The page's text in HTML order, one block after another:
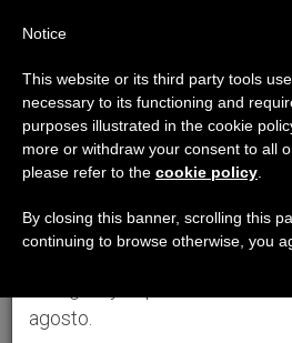
Aviso importante
Del 27 de julio al 7 de
anual, aprovechando que en
se generan menos
agosto.
Notice
This website or its third party tools
necessary to its functioning and
purposes illustrated in the cookie
more or withdraw your consent to all
please refer to the cookie policy
By closing this banner, scrolling this
continuing to browse otherwise, you